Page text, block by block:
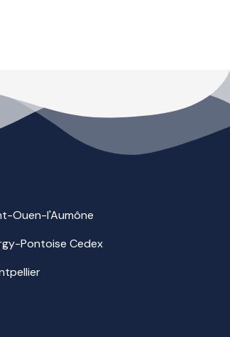
Ouen-l'Aumône
Pontoise Cedex